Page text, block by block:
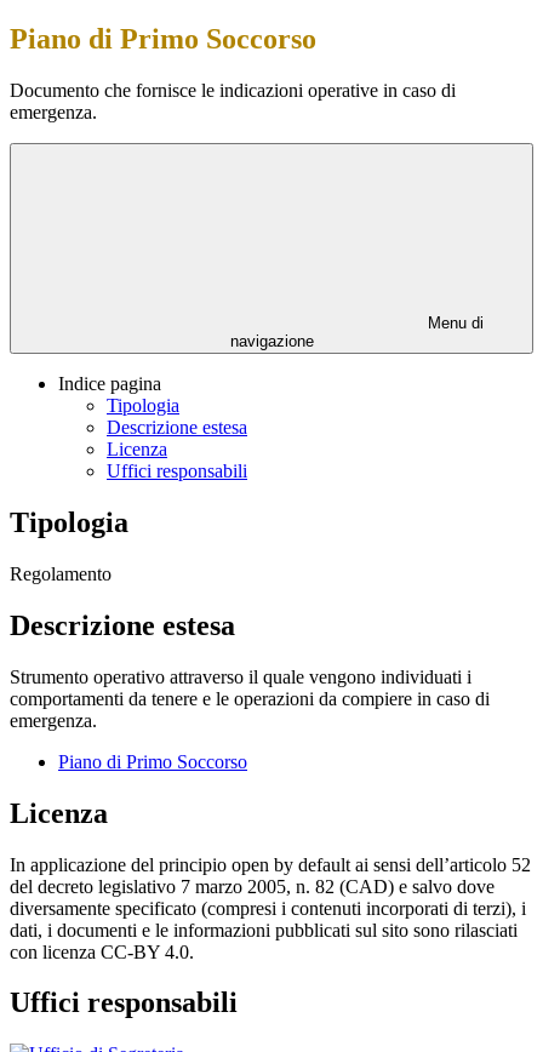
Piano di Primo Soccorso
Documento che fornisce le indicazioni operative in caso di
emergenza.
Menu di
navigazione
Indice pagina
Tipologia
Descrizione estesa
Licenza
Uffici responsabili
Tipologia
Regolamento
Descrizione estesa
Strumento operativo attraverso il quale vengono individuati i
comportamenti da tenere e le operazioni da compiere in caso di
emergenza.
Piano di Primo Soccorso
Licenza
In applicazione del principio open by default ai sensi dell’articolo 52
del decreto legislativo 7 marzo 2005, n. 82 (CAD) e salvo dove
diversamente specificato (compresi i contenuti incorporati di terzi), i
dati, i documenti e le informazioni pubblicati sul sito sono rilasciati
con licenza CC-BY 4.0.
Uffici responsabili